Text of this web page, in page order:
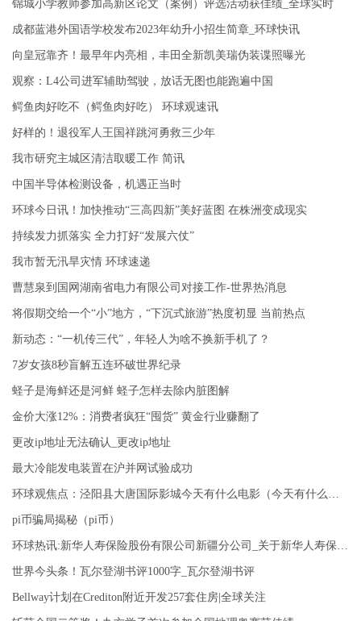
锦城小学教师参加高新区论文（案例）评选活动获佳绩_全球实时
成都蓝港外国语学校发布2023年幼升小招生简章_环球快讯
向皇冠靠齐！最早年内亮相，丰田全新凯美瑞伪装谍照曝光
观察：L4公司进军辅助驾驶，放话无图也能跑遍中国
鳄鱼肉好吃不（鳄鱼肉好吃） 环球观速讯
好样的！退役军人王国祥跳河勇救三少年
我市研究主城区清洁取暖工作 简讯
中国半导体检测设备，机遇正当时
环球今日讯！加快推动“三高四新”美好蓝图 在株洲变成现实
持续发力抓落实 全力打好“发展六仗”
我市暂无汛旱灾情 环球速递
曹慧泉到国网湖南省电力有限公司对接工作-世界热消息
将假期交给一个“小”地方，“下沉式旅游”热度初显 当前热点
新动态：“一机传三代”，年轻人为啥不换新手机了？
7岁女孩8秒盲解五连环破世界纪录
蛏子是海鲜还是河鲜 蛏子怎样去除内脏图解
金价大涨12%：消费者疯狂“囤货” 黄金行业赚翻了
更改ip地址无法确认_更改ip地址
最大冷能发电装置在沪并网试验成功
环球观焦点：泾阳县大唐国际影城今天有什么电影（今天有什么电影）
pi币骗局揭秘（pi币）
环球热讯:新华人寿保险股份有限公司新疆分公司_关于新华人寿保险股份有限公司新疆分公司简介
世界今头条！瓦尔登湖书评1000字_瓦尔登湖书评
Bellway计划在Crediton附近开发257套住房|全球关注